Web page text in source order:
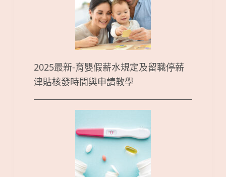
2025最新-育嬰假薪水規定及留職停薪
津貼核發時間與申請教學